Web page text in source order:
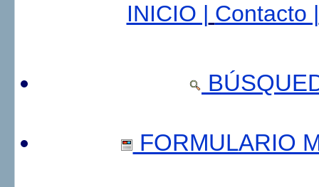
INICIO | Contacto |
FORMULARIO